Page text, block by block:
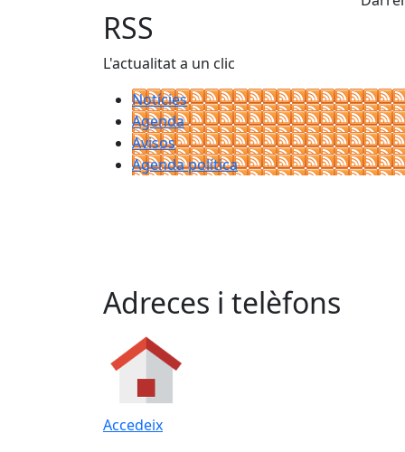
RSS
L'actualitat a un clic
Notícies
Agenda
Avisos
Agenda política
Adreces i telèfons
Accedeix